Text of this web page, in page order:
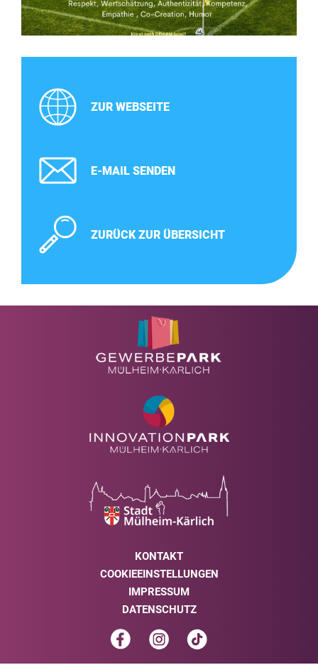
ZUR WEBSEITE
E-MAIL SENDEN
ZURÜCK ZUR ÜBERSICHT
KONTAKT
COOKIEEINSTELLUNGEN
IMPRESSUM
DATENSCHUTZ